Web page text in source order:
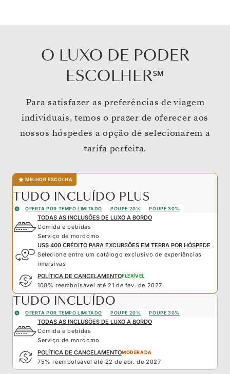
O LUXO DE PODER
ESCOLHER℠
Para satisfazer as preferências de viagem
individuais, temos o prazer de oferecer aos
nossos hóspedes a opção de selecionarem a
tarifa perfeita.
MELHOR ESCOLHA
TUDO INCLUÍDO PLUS
OFERTA POR TEMPO LIMITADO POUPE 20% POUPE 30%
TODAS AS INCLUSÕES DE LUXO A BORDO
Comida e bebidas
Serviço de mordomo
US$ 400 CRÉDITO PARA EXCURSÕES EM TERRA POR HÓSPEDE
Selecione entre um catálogo exclusivo de experiências
imersivas
POLÍTICA DE CANCELAMENTOFLEXÍVEL
100% reembolsável até 21 de fev. de 2027
TUDO INCLUÍDO
OFERTA POR TEMPO LIMITADO POUPE 20% POUPE 30%
TODAS AS INCLUSÕES DE LUXO A BORDO
Comida e bebidas
Serviço de mordomo
POLÍTICA DE CANCELAMENTOMODERADA
75% reembolsável até 22 de abr. de 2027